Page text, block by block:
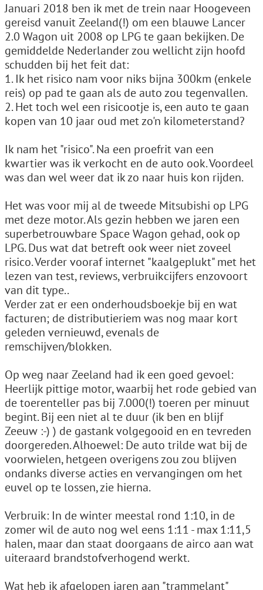
Januari 2018 ben ik met de trein naar Hoogeveen
gereisd vanuit Zeeland(!) om een blauwe Lancer
2.0 Wagon uit 2008 op LPG te gaan bekijken. De
gemiddelde Nederlander zou wellicht zijn hoofd
schudden bij het feit dat:
1. Ik het risico nam voor niks bijna 300km (enkele
reis) op pad te gaan als de auto zou tegenvallen.
2. Het toch wel een risicootje is, een auto te gaan
kopen van 10 jaar oud met zo'n kilometerstand?
Ik nam het "risico". Na een proefrit van een
kwartier was ik verkocht en de auto ook. Voordeel
was dan wel weer dat ik zo naar huis kon rijden.
Het was voor mij al de tweede Mitsubishi op LPG
met deze motor. Als gezin hebben we jaren een
superbetrouwbare Space Wagon gehad, ook op
LPG. Dus wat dat betreft ook weer niet zoveel
risico. Verder vooraf internet "kaalgeplukt" met het
lezen van test, reviews, verbruikcijfers enzovoort
van dit type..
Verder zat er een onderhoudsboekje bij en wat
facturen; de distributieriem was nog maar kort
geleden vernieuwd, evenals de
remschijven/blokken.
Op weg naar Zeeland had ik een goed gevoel:
Heerlijk pittige motor, waarbij het rode gebied van
de toerenteller pas bij 7.000(!) toeren per minuut
begint. Bij een niet al te duur (ik ben en blijf
Zeeuw :-) ) de gastank volgegooid en en tevreden
doorgereden. Alhoewel: De auto trilde wat bij de
voorwielen, hetgeen overigens zou zou blijven
ondanks diverse acties en vervangingen om het
euvel op te lossen, zie hierna.
Verbruik: In de winter meestal rond 1:10, in de
zomer wil de auto nog wel eens 1:11 - max 1:11,5
halen, maar dan staat doorgaans de airco aan wat
uiteraard brandstofverhogend werkt.
Wat heb ik afgelopen jaren aan "trammelant"